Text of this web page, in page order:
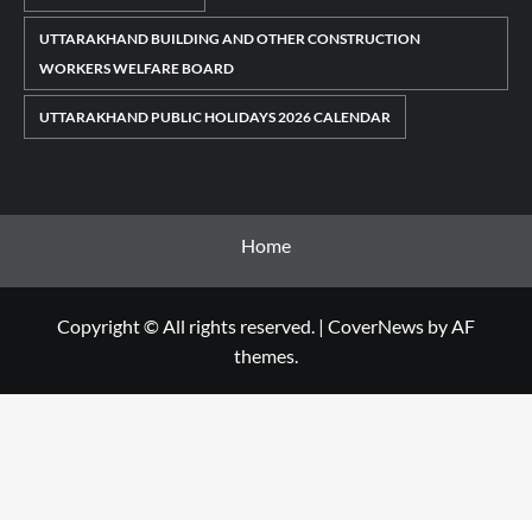
UTTARAKHAND BUILDING AND OTHER CONSTRUCTION
WORKERS WELFARE BOARD
UTTARAKHAND PUBLIC HOLIDAYS 2026 CALENDAR
Home
Copyright © All rights reserved. | CoverNews by AF
themes.